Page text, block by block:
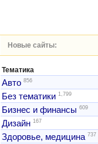
Новые сайты:
Тематика
Авто 856
Без тематики 1,799
Бизнес и финансы 609
Дизайн 167
Здоровье, медицина 737